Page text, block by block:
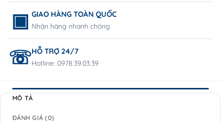
GIAO HÀNG TOÀN QUỐC
Nhận hàng nhanh chóng
HỖ TRỢ 24/7
Hotline: 0978.39.03.39
MÔ TẢ
ĐÁNH GIÁ (0)